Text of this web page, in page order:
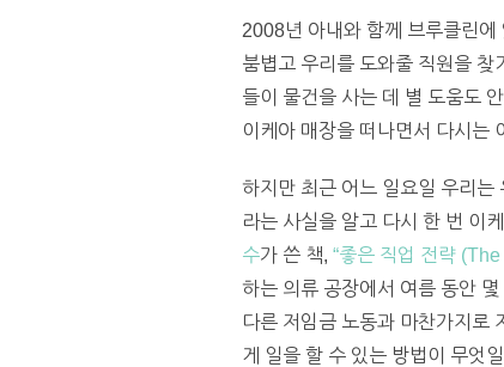
2008년 아내와 함께 브루클린
붐볍고 우리를 도와줄 직원을 찾
들이 물건을 사는 데 별 도움도
이케아 매장을 떠나면서 다시는
하지만 최근 어느 일요일 우리는
라는 사실을 알고 다시 한 번 이
수가 쓴 책, “좋은 직업 전략
하는 의류 공장에서 여름 동안
다른 저임금 노동과 마찬가지로
게 일을 할 수 있는 방법이 무엇